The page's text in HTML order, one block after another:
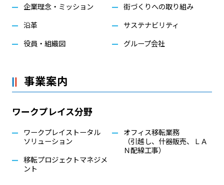
企業理念・ミッション
沿革
役員・組織図
街づくりへの取り組み
サステナビリティ
グループ会社
事業案内
ワークプレイス分野
ワークプレイストータル
ソリューション
移転プロジェクトマネジメ
ント
オフィス移転業務
（引越し、什器販売、ＬＡ
Ｎ配線工事）